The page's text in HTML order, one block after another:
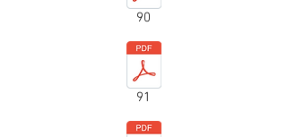
90
91